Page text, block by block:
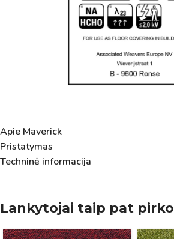
Apie Maverick
Pristatymas
Techninė informacija
Lankytojai taip pat pirko